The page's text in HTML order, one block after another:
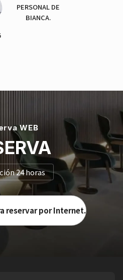
PERSONAL DE
BIANCA.
WEB
24 horas
reservar por Internet.